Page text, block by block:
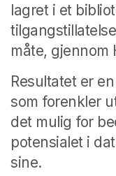
lagret i et
måte, gjennom
Resultatet er
som forenkler
det mulig for
potensialet i
sine.